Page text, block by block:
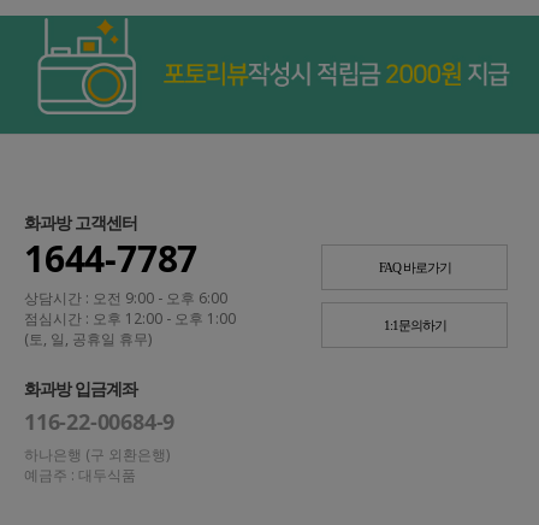
화과방 고객센터
1644-7787
상담시간 : 오전 9:00 - 오후 6:00
점심시간 : 오후 12:00 - 오후 1:00
(토, 일, 공휴일 휴무)
FAQ 바로가기
1:1문의하기
화과방 입금계좌
116-22-00684-9
하나은행 (구 외환은행)
예금주 : 대두식품